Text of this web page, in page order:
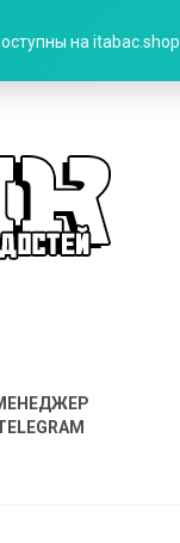
на itabac.shop.